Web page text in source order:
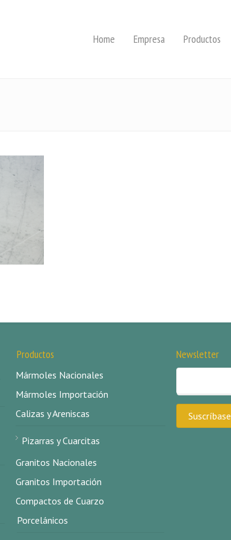
Home Empresa Productos
Productos
Mármoles Nacionales
Mármoles Importación
Calizas y Areniscas
Pizarras y Cuarcitas
Granitos Nacionales
Granitos Importación
Compactos de Cuarzo
Porcelánicos
Newsletter